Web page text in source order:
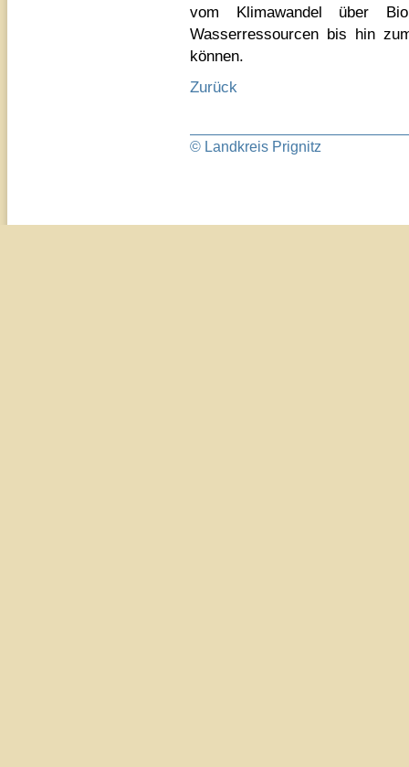
vom Klimawandel über
Wasserressourcen bis hin
können.
Zurück
© Landkreis Prignitz